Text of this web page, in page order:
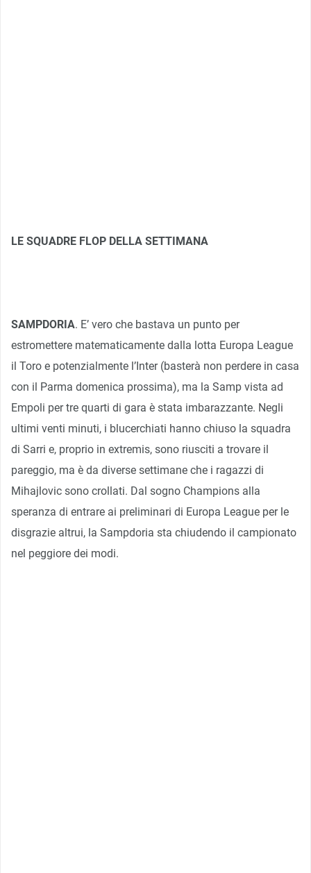
LE SQUADRE FLOP DELLA SETTIMANA
SAMPDORIA. E’ vero che bastava un punto per
estromettere matematicamente dalla lotta Europa League
il Toro e potenzialmente l’Inter (basterà non perdere in casa
con il Parma domenica prossima), ma la Samp vista ad
Empoli per tre quarti di gara è stata imbarazzante. Negli
ultimi venti minuti, i blucerchiati hanno chiuso la squadra
di Sarri e, proprio in extremis, sono riusciti a trovare il
pareggio, ma è da diverse settimane che i ragazzi di
Mihajlovic sono crollati. Dal sogno Champions alla
speranza di entrare ai preliminari di Europa League per le
disgrazie altrui, la Sampdoria sta chiudendo il campionato
nel peggiore dei modi.